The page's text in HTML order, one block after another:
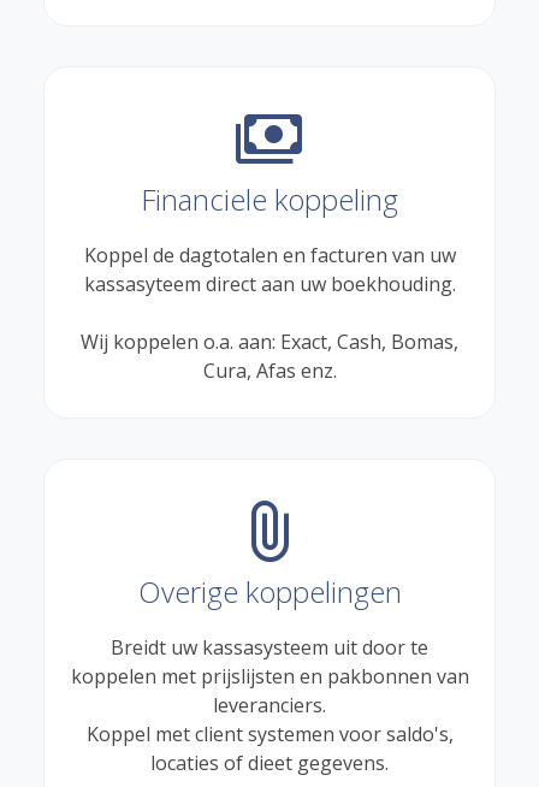
payments
Financiele koppeling
Koppel de dagtotalen en facturen van uw
kassasyteem direct aan uw boekhouding.
Wij koppelen o.a. aan: Exact, Cash, Bomas,
Cura, Afas enz.
attach_file
Overige koppelingen
Breidt uw kassasysteem uit door te
koppelen met prijslijsten en pakbonnen van
leveranciers.
Koppel met client systemen voor saldo's,
locaties of dieet gegevens.